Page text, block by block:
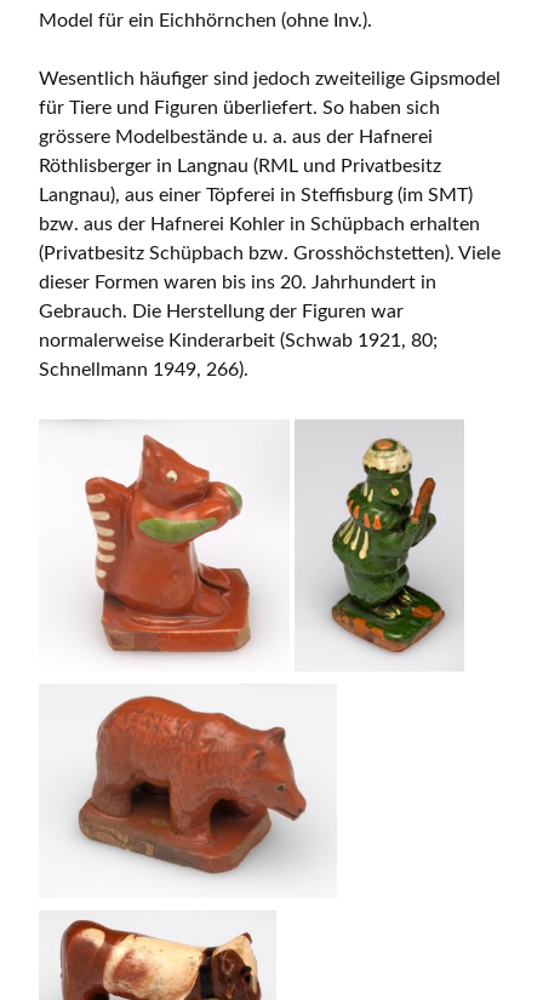
Model für ein Eichhörnchen (ohne Inv.).
Wesentlich häufiger sind jedoch zweiteilige Gipsmodel
für Tiere und Figuren überliefert. So haben sich
grössere Modelbestände u. a. aus der Hafnerei
Röthlisberger in Langnau (RML und Privatbesitz
Langnau), aus einer Töpferei in Steffisburg (im SMT)
bzw. aus der Hafnerei Kohler in Schüpbach erhalten
(Privatbesitz Schüpbach bzw. Grosshöchstetten). Viele
dieser Formen waren bis ins 20. Jahrhundert in
Gebrauch. Die Herstellung der Figuren war
normalerweise Kinderarbeit (Schwab 1921, 80;
Schnellmann 1949, 266).